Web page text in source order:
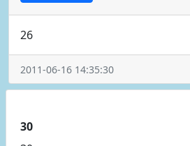
26
2011-06-16 14:35:30
30